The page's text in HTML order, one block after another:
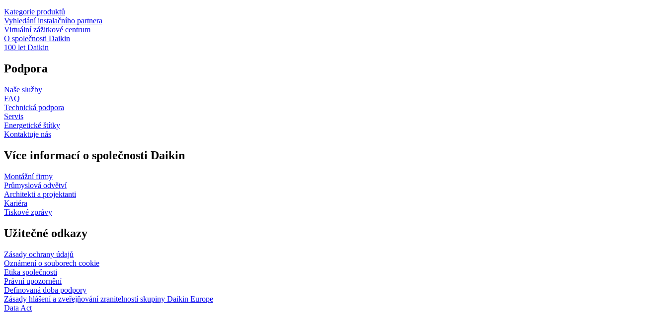
Kategorie produktů
Vyhledání instalačního partnera
Virtuální zážitkové centrum
O společnosti Daikin
100 let Daikin
Podpora
Naše služby
FAQ
Technická podpora
Servis
Energetické štítky
Kontaktuje nás
Více informací o společnosti Daikin
Montážní firmy
Průmyslová odvětví
Architekti a projektanti
Kariéra
Tiskové zprávy
Užitečné odkazy
Zásady ochrany údajů
Oznámení o souborech cookie
Etika společnosti
Právní upozornění
Definovaná doba podpory
Zásady hlášení a zveřejňování zranitelností skupiny Daikin Europe
Data Act